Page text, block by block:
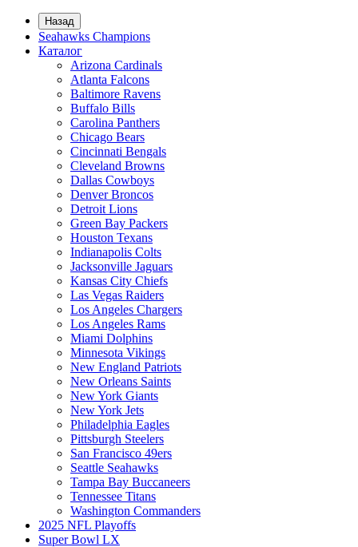
Назад
Seahawks Champions
Каталог
Arizona Cardinals
Atlanta Falcons
Baltimore Ravens
Buffalo Bills
Carolina Panthers
Chicago Bears
Cincinnati Bengals
Cleveland Browns
Dallas Cowboys
Denver Broncos
Detroit Lions
Green Bay Packers
Houston Texans
Indianapolis Colts
Jacksonville Jaguars
Kansas City Chiefs
Las Vegas Raiders
Los Angeles Chargers
Los Angeles Rams
Miami Dolphins
Minnesota Vikings
New England Patriots
New Orleans Saints
New York Giants
New York Jets
Philadelphia Eagles
Pittsburgh Steelers
San Francisco 49ers
Seattle Seahawks
Tampa Bay Buccaneers
Tennessee Titans
Washington Commanders
2025 NFL Playoffs
Super Bowl LX